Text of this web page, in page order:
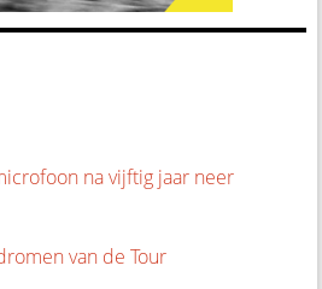
na vijftig jaar neer
van de Tour